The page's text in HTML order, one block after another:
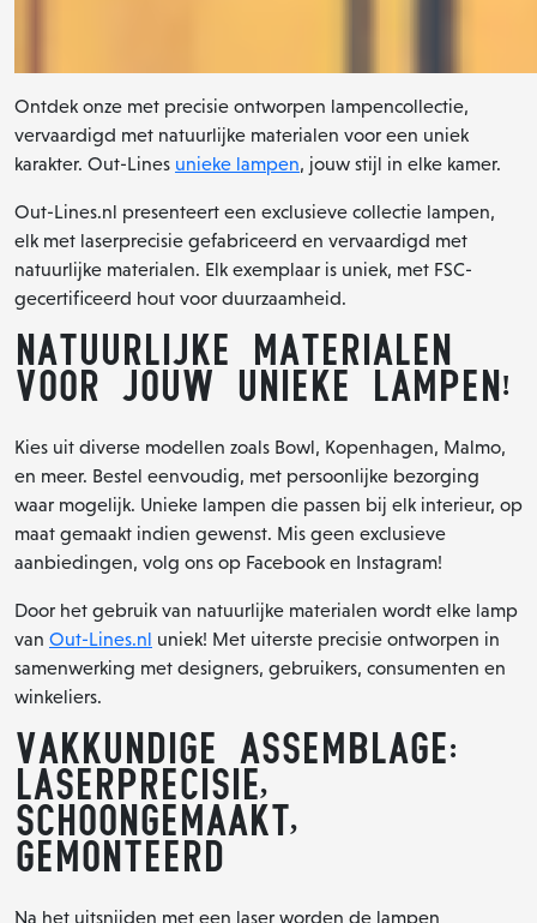
Ontdek onze met precisie ontworpen lampencollectie,
vervaardigd met natuurlijke materialen voor een uniek
karakter. Out-Lines unieke lampen, jouw stijl in elke kamer.
Out-Lines.nl presenteert een exclusieve collectie lampen,
elk met laserprecisie gefabriceerd en vervaardigd met
natuurlijke materialen. Elk exemplaar is uniek, met FSC-
gecertificeerd hout voor duurzaamheid.
Natuurlijke Materialen
voor Jouw Unieke Lampen!
Kies uit diverse modellen zoals Bowl, Kopenhagen, Malmo,
en meer. Bestel eenvoudig, met persoonlijke bezorging
waar mogelijk. Unieke lampen die passen bij elk interieur, op
maat gemaakt indien gewenst. Mis geen exclusieve
aanbiedingen, volg ons op Facebook en Instagram!
Door het gebruik van natuurlijke materialen wordt elke lamp
van Out-Lines.nl uniek! Met uiterste precisie ontworpen in
samenwerking met designers, gebruikers, consumenten en
winkeliers.
Vakkundige assemblage:
Laserprecisie,
Schoongemaakt,
Gemonteerd
Na het uitsnijden met een laser worden de lampen